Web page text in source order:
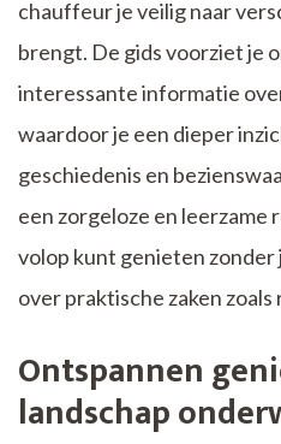
chauffeur je veilig naar
brengt. De gids voorziet je
interessante informatie
waardoor je een dieper
geschiedenis en
een zorgeloze en leerzame
volop kunt genieten zonder
over praktische zaken
Ontspannen
landschap